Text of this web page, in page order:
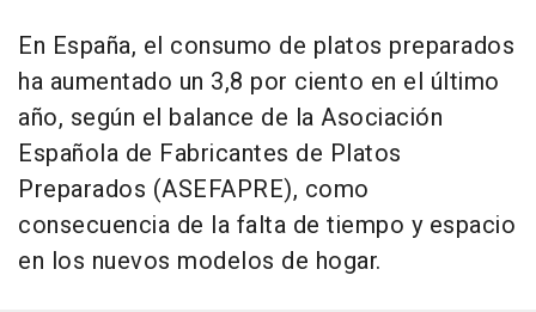
En España, el consumo de platos preparados
ha aumentado un 3,8 por ciento en el último
año, según el balance de la Asociación
Española de Fabricantes de Platos
Preparados (ASEFAPRE), como
consecuencia de la falta de tiempo y espacio
en los nuevos modelos de hogar.